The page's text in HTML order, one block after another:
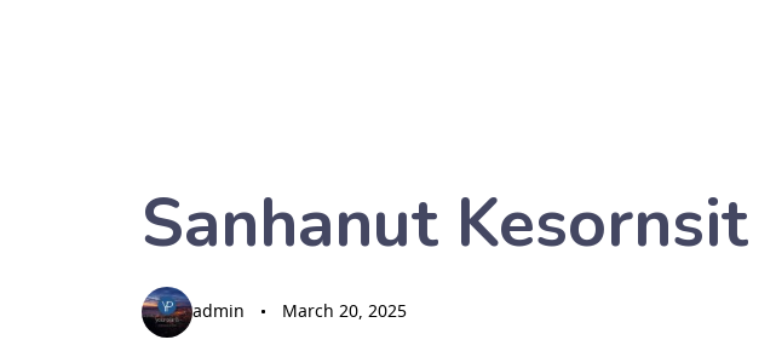
Sanhanut Kesornsit
admin March 20, 2025